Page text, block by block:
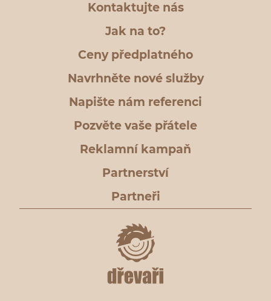
Kontaktujte nás
Jak na to?
Ceny předplatného
Navrhněte nové služby
Napište nám referenci
Pozvěte vaše přátele
Reklamní kampaň
Partnerství
Partneři